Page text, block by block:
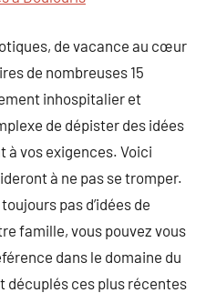
de vacance au cœur
de nombreuses 15
inhospitalier et
de dépister des idées
à vos exigences. Voici
à ne pas se tromper.
pas d’idées de
famille, vous pouvez vous
dans le domaine du
décuplés ces plus récentes